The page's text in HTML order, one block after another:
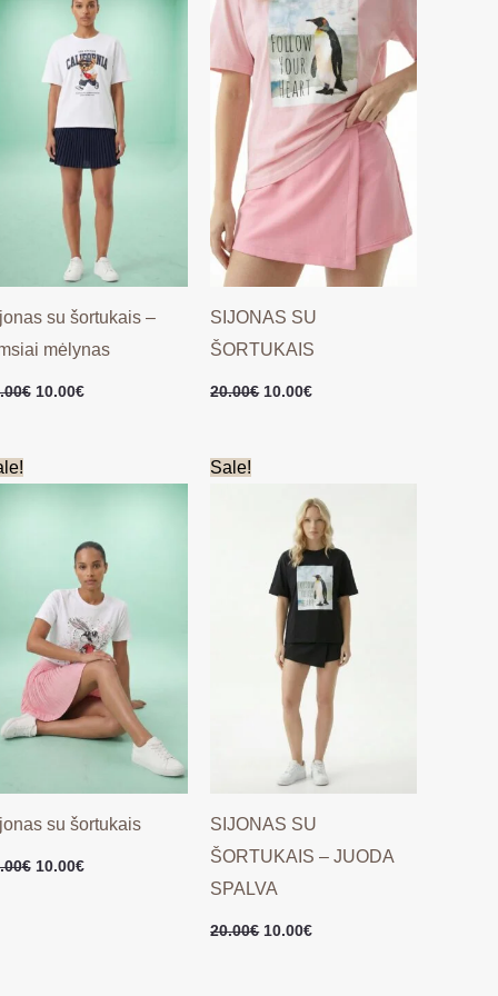
su šortukais –
mėlynas
€
20.00€.
10.00€
10.00€.
SIJONAS SU
ŠORTUKAIS
20.00€
20.00€.
10.00€
10.00€.
su šortukais
€
price
10.00€
price
Sale!
SIJONAS SU
ŠORTUKAIS – JUODA
SPALVA
20.00€
20.00€.
10.00€
is:
10.00€.